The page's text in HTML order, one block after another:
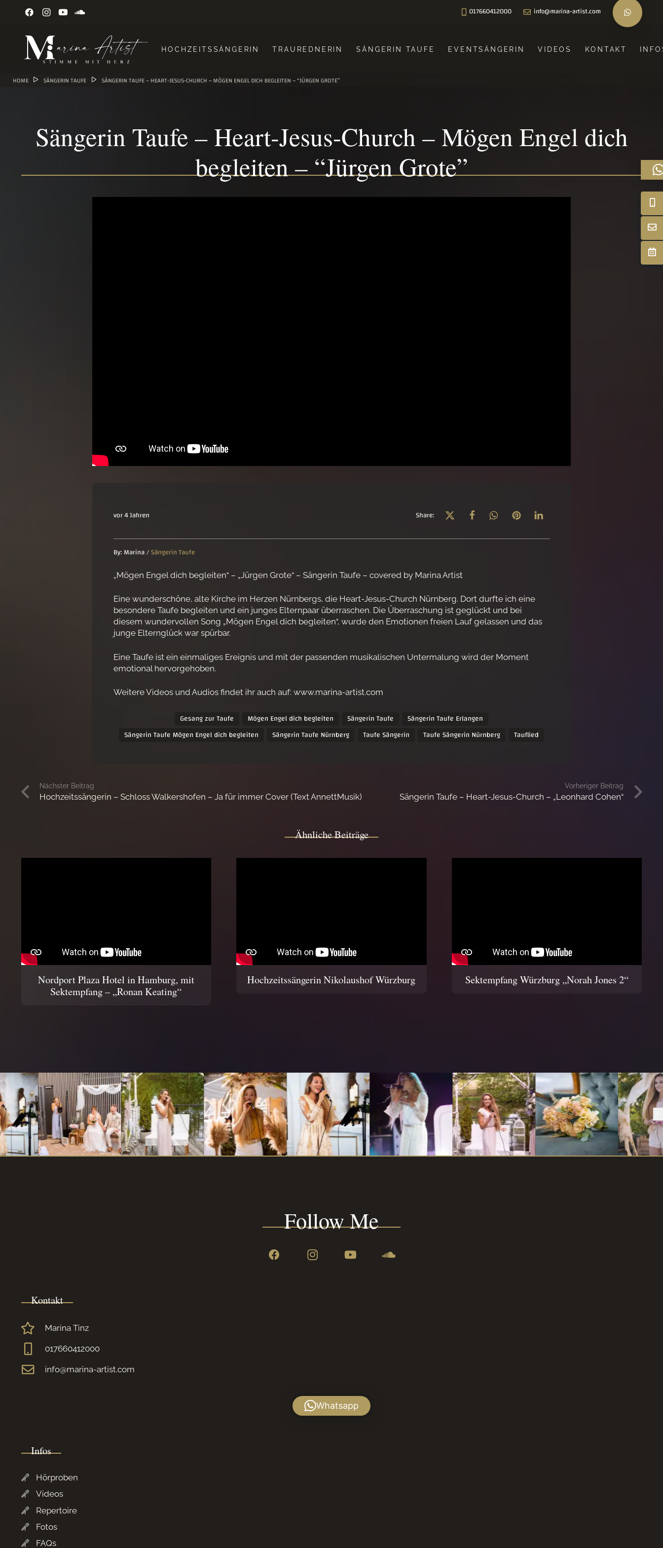
017660412000 info@marina-artist.com
HOCHZEITSSÄNGERIN TRAUREDNERIN SÄNGERIN TAUFE EVENTSÄNGERIN VIDEOS KONTAKT
HOME SÄNGERIN TAUFE SÄNGERIN TAUFE – HEART-JESUS-CHURCH – MÖGEN ENGEL DICH BEGLEITEN – “JÜRGEN GROTE”
Sängerin Taufe – Heart-Jesus-Church – Mögen Engel dich
begleiten – “Jürgen Grote”
vor 4 Jahren Share:
By: Marina/Sängerin Taufe
„Mögen Engel dich begleiten“ – „Jürgen Grote“ – Sängerin Taufe – covered by Marina Artist
Eine wunderschöne, alte Kirche im Herzen Nürnbergs, die Heart-Jesus-Church Nürnberg. Dort durfte ich eine
besondere Taufe begleiten und ein junges Elternpaar überraschen. Die Überraschung ist geglückt und bei
diesem wundervollen Song „Mögen Engel dich begleiten“, wurde den Emotionen freien Lauf gelassen und das
junge Elternglück war spürbar.
Eine Taufe ist ein einmaliges Ereignis und mit der passenden musikalischen Untermalung wird der Moment
emotional hervorgehoben.
Weitere Videos und Audios findet ihr auch auf: www.marina-artist.com
Gesang zur Taufe Mögen Engel dich begleiten Sängerin Taufe
Sängerin Taufe Erlangen
Sängerin Taufe Mögen Engel dich begleiten
Sängerin Taufe Nürnberg Taufe Sängerin Taufe Sängerin Nürnberg Tauflied
Nächster Beitrag
Hochzeitssängerin – Schloss Walkershofen – Ja für immer Cover (Text AnnettMusik)
Vorheriger Beitrag
Sängerin Taufe – Heart-Jesus-Church – „Leonhard Cohen“
Ähnliche Beiträge
Nordport Plaza Hotel in Hamburg, mit
Sektempfang – „Ronan Keating“
Hochzeitssängerin Nikolaushof Würzburg Sektempfang Würzburg „Norah Jones 2“
Follow Me
Kontakt
Marina Tinz
017660412000
info@marina-artist.com
Whatsapp
Infos
Hörproben
Videos
Repertoire
Fotos
FAQs